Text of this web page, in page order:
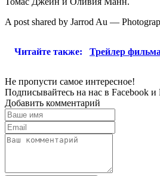
A post shared by Jarrod Au —
Читайте также: Трейлер
Не пропусти самое интересное!
Подписывайтесь на нас в Facebook и
Добавить комментарий